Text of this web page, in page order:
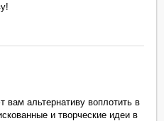
альтернативу воплотить в
и творческие идеи в